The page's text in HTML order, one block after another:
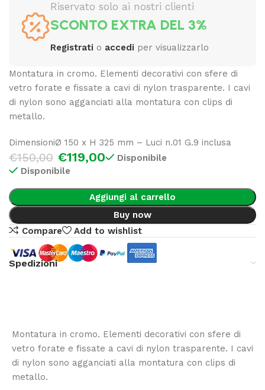
Riservato solo ai nostri clienti
SCONTO EXTRA DEL 3%
Registrati o accedi per visualizzarlo
Montatura in cromo. Elementi decorativi con sfere di
vetro forate e fissate a cavi di nylon trasparente. I cavi
di nylon sono agganciati alla montatura con clips di
metallo.
DimensioniØ 150 x H 325 mm – Luci n.01 G.9 inclusa
€150,00 €119,00
Disponibile
Disponibile
Aggiungi al carrello
Buy now
Compare
Add to wishlist
Spedizioni
Montatura in cromo. Elementi decorativi con sfere di
vetro forate e fissate a cavi di nylon trasparente. I cavi
di nylon sono agganciati alla montatura con clips di
metallo.